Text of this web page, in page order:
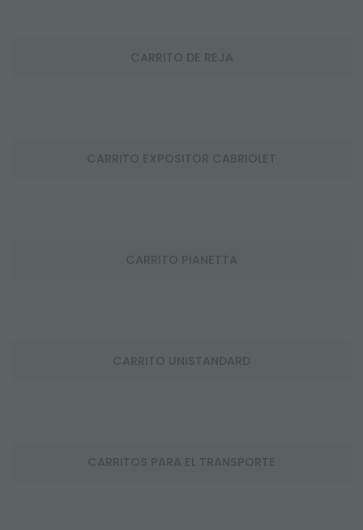
CARRITO DE REJA
CARRITO EXPOSITOR CABRIOLET
CARRITO PIANETTA
CARRITO UNISTANDARD
CARRITOS PARA EL TRANSPORTE